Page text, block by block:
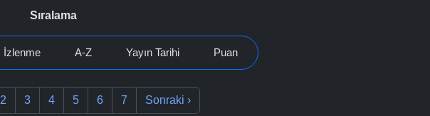
Sıralama
İzlenme A-Z Yayın Tarihi Puan
2 3 4 5 6 7 Sonraki ›